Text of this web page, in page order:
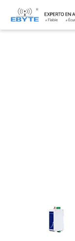
Home > Modem >